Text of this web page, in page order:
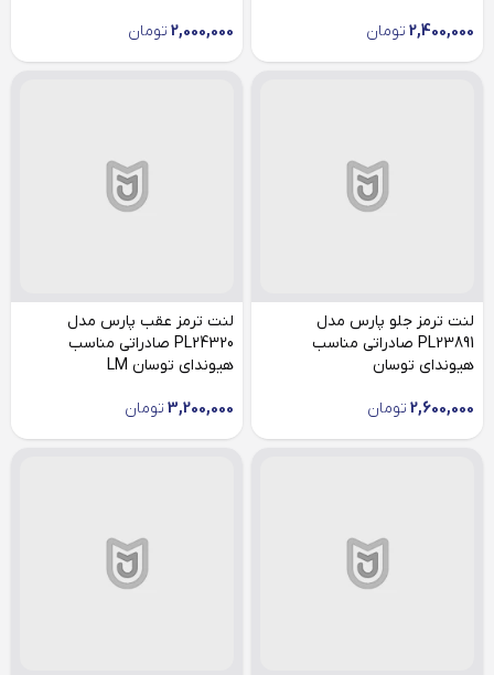
2,400,000 تومان 2,000,000 تومان
لنت ترمز جلو پارس مدل
PL23891 صادراتی مناسب
هیوندای توسان
2,600,000 تومان
لنت ترمز عقب پارس مدل
PL24320 صادراتی مناسب
هیوندای توسان LM
3,200,000 تومان